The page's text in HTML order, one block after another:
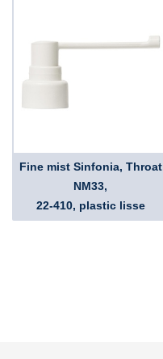
Fine mist Sinfonia, Throat
NM33,
22-410, plastic lisse